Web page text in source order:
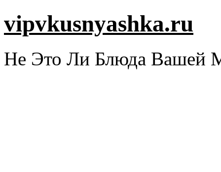
vipvkusnyashka.ru
Не Это Ли Блюда Вашей